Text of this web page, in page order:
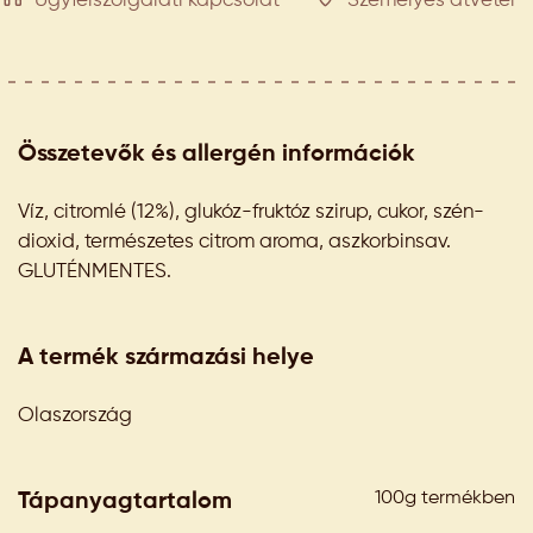
Összetevők és allergén információk
Víz, citromlé (12%), glukóz-fruktóz szirup, cukor, szén-
dioxid, természetes citrom aroma, aszkorbinsav.
GLUTÉNMENTES.
A termék származási helye
Olaszország
Tápanyagtartalom 100g termékben